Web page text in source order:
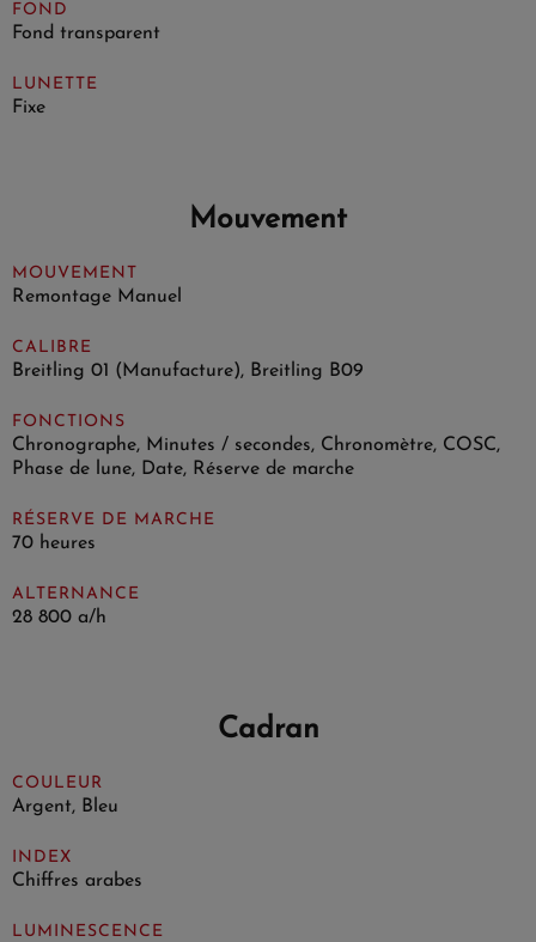
FOND
Fond transparent
LUNETTE
Fixe
Mouvement
MOUVEMENT
Remontage Manuel
CALIBRE
Breitling 01 (Manufacture), Breitling B09
FONCTIONS
Chronographe, Minutes / secondes, Chronomètre, COSC,
Phase de lune, Date, Réserve de marche
RÉSERVE DE MARCHE
70 heures
ALTERNANCE
28 800 a/h
Cadran
COULEUR
Argent, Bleu
INDEX
Chiffres arabes
LUMINESCENCE